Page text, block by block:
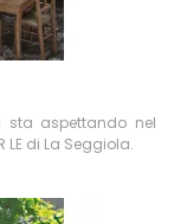
aspettando nel
di La Seggiola.